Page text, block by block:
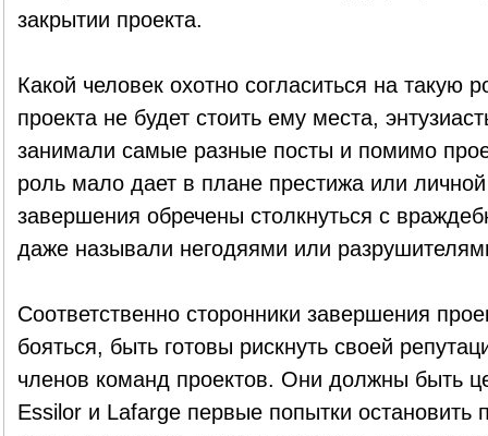
закрытии проекта.
Какой человек охотно согласиться на такую
проекта не будет стоить ему места,
занимали самые разные посты и помимо
роль мало дает в плане престижа или
завершения обречены столкнуться с
даже называли негодяями или
Соответственно сторонники завершения
бояться, быть готовы рискнуть своей
членов команд проектов. Они должны быть
Essilor и Lafarge первые попытки остановить